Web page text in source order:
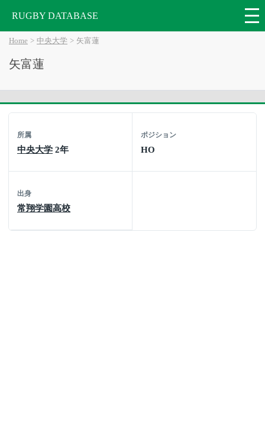
RUGBY DATABASE
Home 中央大学 矢富蓮
矢富蓮
所属
中央大学 2年
ポジション
HO
出身
常翔学園高校